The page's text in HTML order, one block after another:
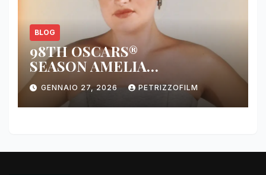
BLOG
98TH OSCARS®
SEASON AMELIA
DIMOLDENBERG RETURNS
FOR THIRD YEAR
GENNAIO 27, 2026 PETRIZZOFILM